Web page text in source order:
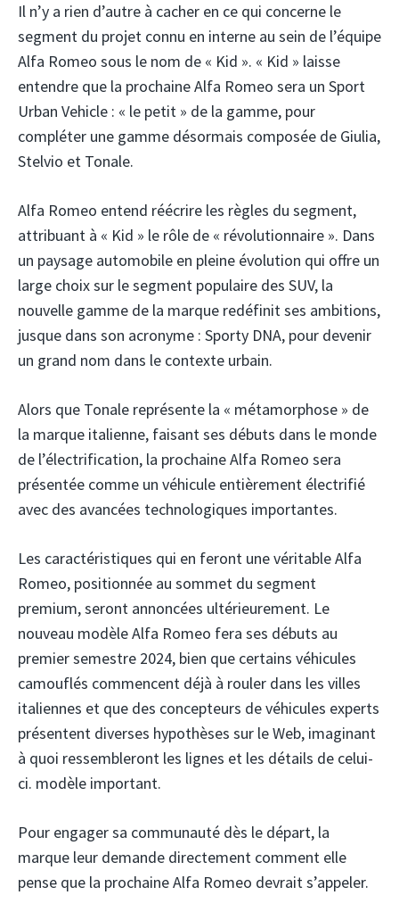
Il n’y a rien d’autre à cacher en ce qui concerne le
segment du projet connu en interne au sein de l’équipe
Alfa Romeo sous le nom de « Kid ». « Kid » laisse
entendre que la prochaine Alfa Romeo sera un Sport
Urban Vehicle : « le petit » de la gamme, pour
compléter une gamme désormais composée de Giulia,
Stelvio et Tonale.
Alfa Romeo entend réécrire les règles du segment,
attribuant à « Kid » le rôle de « révolutionnaire ». Dans
un paysage automobile en pleine évolution qui offre un
large choix sur le segment populaire des SUV, la
nouvelle gamme de la marque redéfinit ses ambitions,
jusque dans son acronyme : Sporty DNA, pour devenir
un grand nom dans le contexte urbain.
Alors que Tonale représente la « métamorphose » de
la marque italienne, faisant ses débuts dans le monde
de l’électrification, la prochaine Alfa Romeo sera
présentée comme un véhicule entièrement électrifié
avec des avancées technologiques importantes.
Les caractéristiques qui en feront une véritable Alfa
Romeo, positionnée au sommet du segment
premium, seront annoncées ultérieurement. Le
nouveau modèle Alfa Romeo fera ses débuts au
premier semestre 2024, bien que certains véhicules
camouflés commencent déjà à rouler dans les villes
italiennes et que des concepteurs de véhicules experts
présentent diverses hypothèses sur le Web, imaginant
à quoi ressembleront les lignes et les détails de celui-
ci. modèle important.
Pour engager sa communauté dès le départ, la
marque leur demande directement comment elle
pense que la prochaine Alfa Romeo devrait s’appeler.